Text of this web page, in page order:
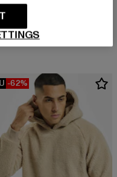
EUR
EUR
Preis: 49,79 EUR
-62%